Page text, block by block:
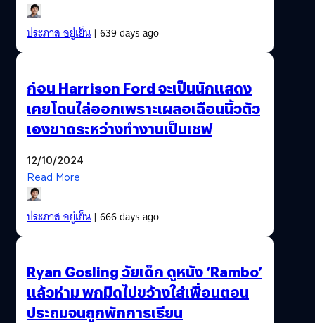
ประภาส อยู่เย็น| 639 days ago
ก่อน Harrison Ford จะเป็นนักแสดง
เคยโดนไล่ออกเพราะเผลอเฉือนนิ้วตัว
เองขาดระหว่างทำงานเป็นเชฟ
12/10/2024
Read More
ประภาส อยู่เย็น| 666 days ago
Ryan Gosling วัยเด็ก ดูหนัง ‘Rambo’
แล้วห่าม พกมีดไปขว้างใส่เพื่อนตอน
ประถมจนถูกพักการเรียน